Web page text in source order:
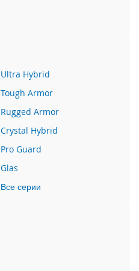
Ultra Hybrid
Tough Armor
Rugged Armor
Crystal Hybrid
Pro Guard
Glas
Все серии